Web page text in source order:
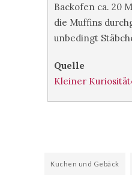
Backofen ca. 20
die Muffins
unbedingt
Quelle
Kleiner
Kuchen und Gebäck